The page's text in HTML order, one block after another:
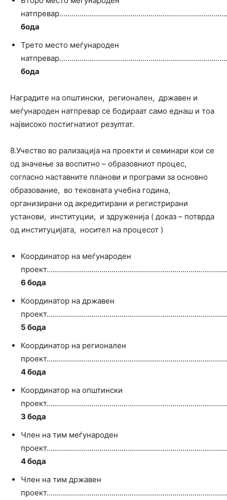
бода
Трето место меѓународен
бода
Наградите на општински, регионален, државен и
меѓународен натпревар се бодираат само еднаш и тоа
највисоко постигнатиот резултат.
8.Учество во рализација на проекти и семинари кои се
од значење за воспитно – образовниот процес,
согласно наставните планови и програми за основно
образование, во тековната учебна година,
организирани од акредитирани и регистрирани
установи, институции, и здруженија ( доказ – потврда
од институцијата, носител на процесот )
Координатор на меѓународен
6 бода
Координатор на државен
5 бода
Координатор на регионален
4 бода
Координатор на општински
3 бода
Член на тим меѓународен
4 бода
Член на тим државен